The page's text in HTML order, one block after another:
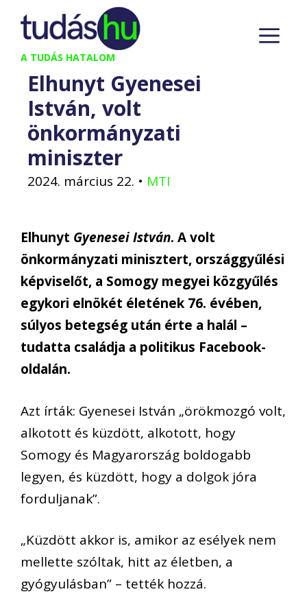
Kilépés
tartalomba
A TUDÁS HATALOM
Elhunyt Gyenesei
István, volt
önkormányzati
miniszter
2024. március 22. • MTI
Elhunyt Gyenesei István. A volt
önkormányzati minisztert, országgyűlési
képviselőt, a Somogy megyei közgyűlés
egykori elnökét életének 76. évében,
súlyos betegség után érte a halál –
tudatta családja a politikus Facebook-
oldalán.
Azt írták: Gyenesei István „örökmozgó volt,
alkotott és küzdött, alkotott, hogy
Somogy és Magyarország boldogabb
legyen, és küzdött, hogy a dolgok jóra
forduljanak”.
„Küzdött akkor is, amikor az esélyek nem
mellette szóltak, hitt az életben, a
gyógyulásban” – tették hozzá.